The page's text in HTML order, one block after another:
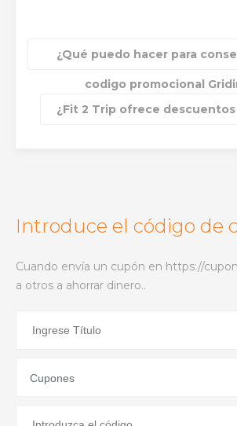
¿Qué puedo hacer para
codigo promocional
¿Fit 2 Trip ofrece descuentos
Introduce el código de
Cuando envía un cupón en https://
a otros a ahorrar dinero..